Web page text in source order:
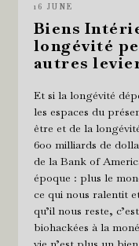
16 JUNE
Biens
longévité
autres
Et si la longévité
les espaces du
être et de la
600 milliards de
de la Bank of
époque : plus le
ce qui nous ralentit
qu’il nous reste,
biohackées à la